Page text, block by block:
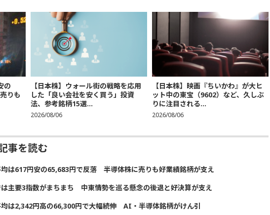
の
りも
【日本株】ウォール街の戦略を応用
した「良い会社を安く買う」投資
法、参考銘柄15選...
2026/08/06
【日本株】映画『ちいかわ』が大ヒ
ット中の東宝（9602）など、久しぶ
りに注目される...
2026/08/06
事を読む
均は617円安の65,683円で反落 半導体株に売りも好業績銘柄が支え
は主要3指数がまちまち 中東情勢を巡る懸念の後退と好決算が支え
均は2,342円高の66,300円で大幅続伸 AI・半導体銘柄がけん引